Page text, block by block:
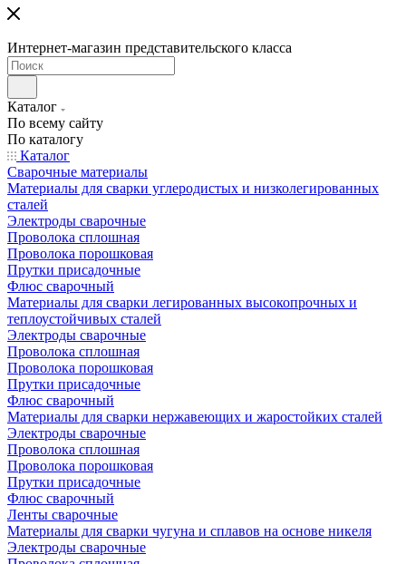
Интернет-магазин представительского класса
Каталог
По всему сайту
По каталогу
Каталог
Сварочные материалы
Материалы для сварки углеродистых и низколегированных
сталей
Электроды сварочные
Проволока сплошная
Проволока порошковая
Прутки присадочные
Флюс сварочный
Материалы для сварки легированных высокопрочных и
теплоустойчивых сталей
Электроды сварочные
Проволока сплошная
Проволока порошковая
Прутки присадочные
Флюс сварочный
Материалы для сварки нержавеющих и жаростойких сталей
Электроды сварочные
Проволока сплошная
Проволока порошковая
Прутки присадочные
Флюс сварочный
Ленты сварочные
Материалы для сварки чугуна и сплавов на основе никеля
Электроды сварочные